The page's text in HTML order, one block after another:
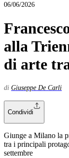
06/06/2026
alla
di arte
di Giuseppe De Carli
Condividi
Giunge a Milano la
tra i principali
settembre